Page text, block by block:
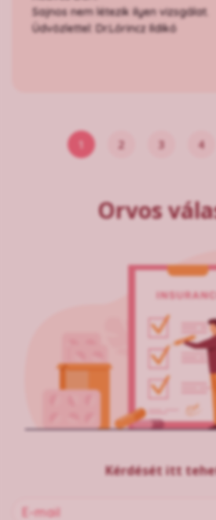
Orvos
Kérdését itt
Sajnos nem létezik ilyen vizsgálat.
Üdvözlettel: Dr.Lőrincz Ildikó
1 2 3 4